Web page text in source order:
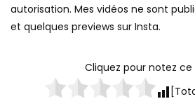
autorisation. Mes vidéos ne sont
et quelques previews sur Insta.
Cliquez pour notez